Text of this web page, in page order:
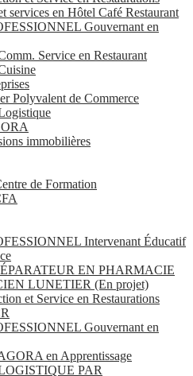
services en Hôtel Café Restaurant
Gouvernant en
Service en Restaurant
Polyvalent de Commerce
immobilières
de Formation
Intervenant Éducatif
EN PHARMACIE
LUNETIER (En projet)
et Service en Restaurations
Gouvernant en
en Apprentissage
PAR